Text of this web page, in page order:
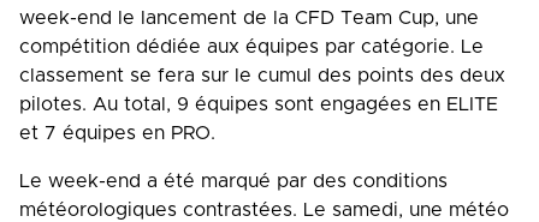
week-end le lancement de la CFD Team Cup, une
compétition dédiée aux équipes par catégorie. Le
classement se fera sur le cumul des points des deux
pilotes. Au total, 9 équipes sont engagées en ELITE
et 7 équipes en PRO.
Le week-end a été marqué par des conditions
météorologiques contrastées. Le samedi, une météo